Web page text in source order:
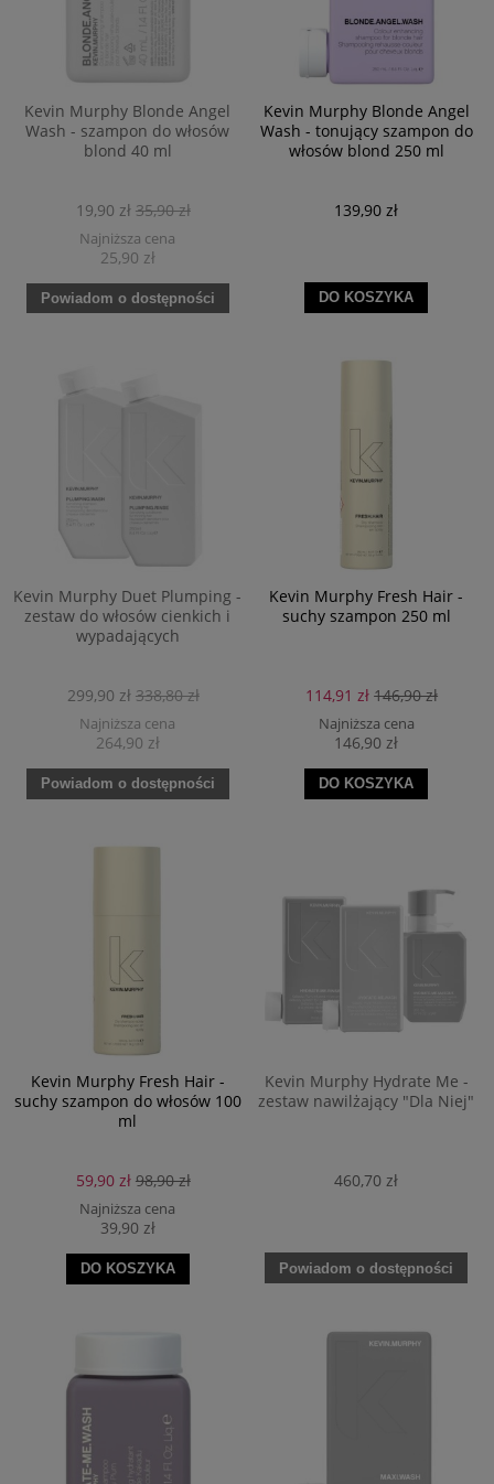
Kevin Murphy Blonde Angel
Wash - szampon do włosów
blond 40 ml
19,90 zł 35,90 zł
Najniższa cena
25,90 zł
Powiadom o dostępności
Kevin Murphy Blonde Angel
Wash - tonujący szampon do
włosów blond 250 ml
139,90 zł
DO KOSZYKA
Kevin Murphy Duet Plumping -
zestaw do włosów cienkich i
wypadających
299,90 zł 338,80 zł
Najniższa cena
264,90 zł
Powiadom o dostępności
Kevin Murphy Fresh Hair -
suchy szampon 250 ml
114,91 zł 146,90 zł
Najniższa cena
146,90 zł
DO KOSZYKA
Kevin Murphy Fresh Hair -
suchy szampon do włosów 100
ml
59,90 zł 98,90 zł
Najniższa cena
39,90 zł
DO KOSZYKA
Kevin Murphy Hydrate Me -
zestaw nawilżający "Dla Niej"
460,70 zł
Powiadom o dostępności